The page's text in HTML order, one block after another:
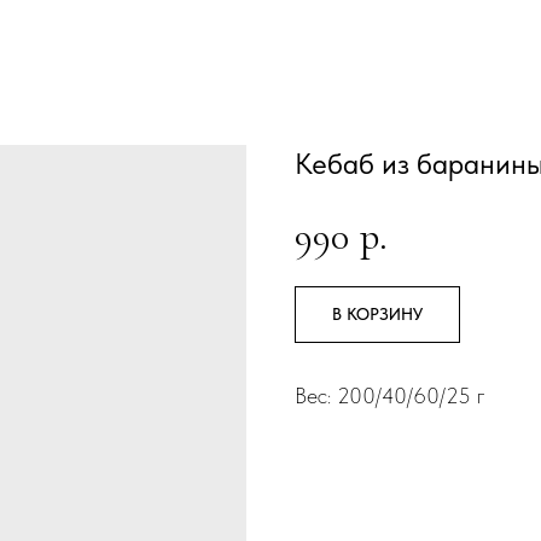
Кебаб из
990 р.
В КОРЗИНУ
Вес: 200/40/60/25 г